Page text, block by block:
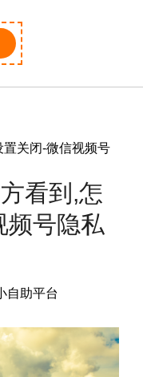
关闭-微信视频号
看到,怎
频号隐私
自助平台